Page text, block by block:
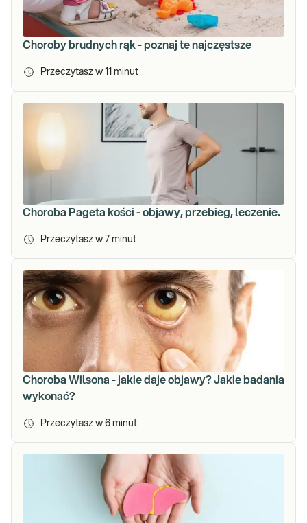
Choroby brudnych rąk - poznaj te najczęstsze
Przeczytasz w 11 minut
Choroba Pageta kości - objawy, przebieg, leczenie.
Przeczytasz w 7 minut
Choroba Wilsona - jakie daje objawy? Jakie badania
wykonać?
Przeczytasz w 6 minut